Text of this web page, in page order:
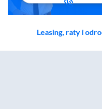
Leasing, raty i